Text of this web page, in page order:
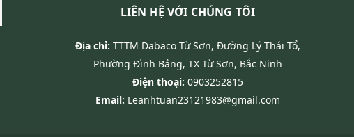
LIÊN HỆ VỚI CHÚNG TÔI
Địa chỉ: TTTM Dabaco Từ Sơn, Đường Lý Thái Tổ,
Phường Đình Bảng, TX Từ Sơn, Bắc Ninh
Điện thoại: 0903252815
Email: Leanhtuan23121983@gmail.com